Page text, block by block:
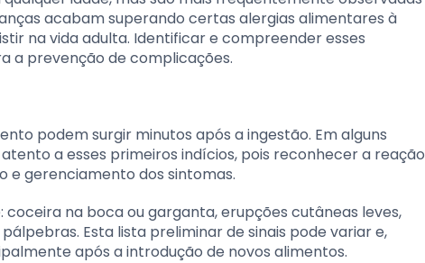
acabam superando certas alergias alimentares à
na vida adulta. Identificar e compreender esses
a prevenção de complicações.
podem surgir minutos após a ingestão. Em alguns
a esses primeiros indícios, pois reconhecer a reação
gerenciamento dos sintomas.
na boca ou garganta, erupções cutâneas leves,
Esta lista preliminar de sinais pode variar e,
após a introdução de novos alimentos.